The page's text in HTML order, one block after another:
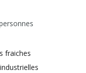
fraiches